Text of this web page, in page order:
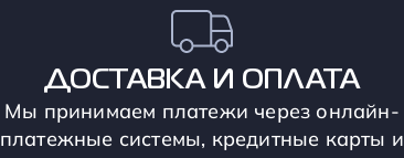
ДОСТАВКА И ОПЛАТА
Мы принимаем платежи через онлайн-
платежные системы, кредитные карты и